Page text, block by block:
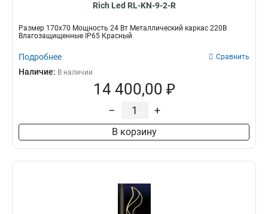
Rich Led RL-KN-9-2-R
Размер 170х70 Мощность 24 Вт Металлический каркас 220В
Влагозащищенные IP65 Красный
Подробнее Сравнить
Наличие: В наличии
14 400,00 ₽
– +
В корзину